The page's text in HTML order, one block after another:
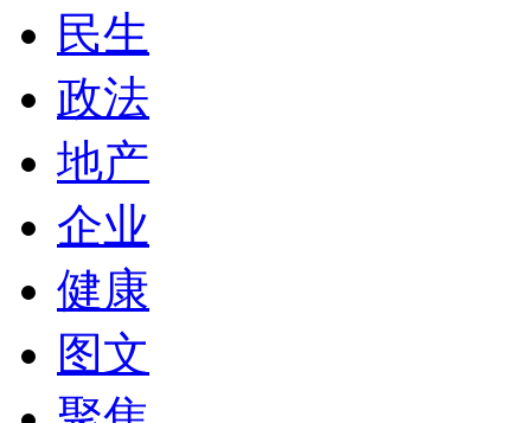
民生
政法
地产
企业
健康
图文